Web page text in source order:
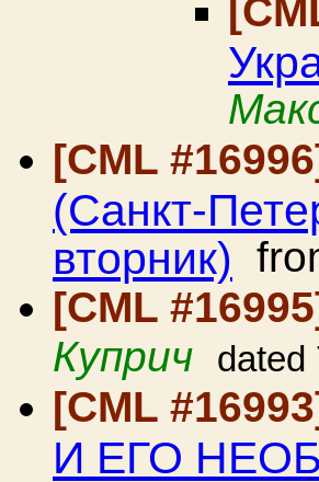
[CML
(Санкт-
вторник)
[CML
Куприч dated
[CML
И ЕГО